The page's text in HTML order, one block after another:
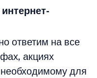
ответим на все
акциях
для